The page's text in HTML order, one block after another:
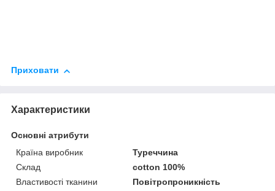
Приховати
Характеристики
Основні атрибути
Країна виробник
Туреччина
Склад
cotton 100%
Властивості тканини
Повітропроникність